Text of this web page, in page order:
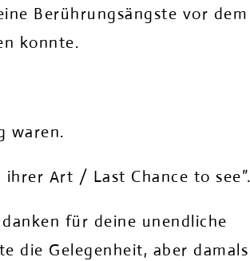
Berührungsängste vor dem
konnte.
waren.
Art / Last Chance to
für deine unendliche
die Gelegenheit, aber damals